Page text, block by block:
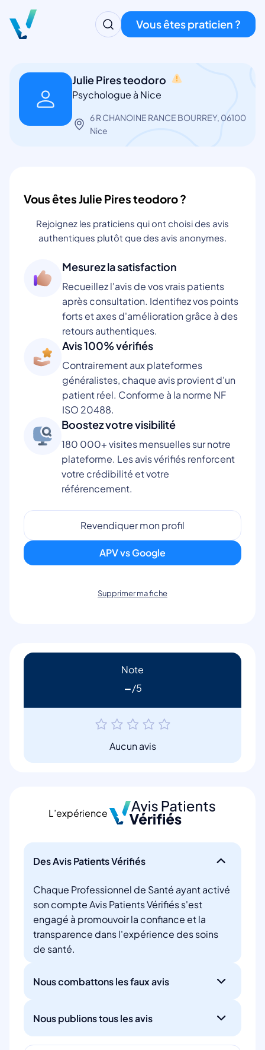
Vous êtes praticien ?
Julie Pires teodoro
Psychologue à Nice
6 R CHANOINE RANCE BOURREY, 06100
Nice
Vous êtes Julie Pires teodoro ?
Rejoignez les praticiens qui ont choisi des avis
authentiques plutôt que des avis anonymes.
Mesurez la satisfaction
Recueillez l'avis de vos vrais patients
après consultation. Identifiez vos points
forts et axes d'amélioration grâce à des
retours authentiques.
Avis 100% vérifiés
Contrairement aux plateformes
généralistes, chaque avis provient d'un
patient réel. Conforme à la norme NF
ISO 20488.
Boostez votre visibilité
180 000+ visites mensuelles sur notre
plateforme. Les avis vérifiés renforcent
votre crédibilité et votre
référencement.
Revendiquer mon profil
APV vs Google
Supprimer ma fiche
Note
-
Aucun avis
L’expérience
Des Avis Patients Vérifiés
Chaque Professionnel de Santé ayant activé
son compte Avis Patients Vérifiés s'est
engagé à promouvoir la confiance et la
transparence dans l'expérience des soins
de santé.
Nous combattons les faux avis
Nous publions tous les avis